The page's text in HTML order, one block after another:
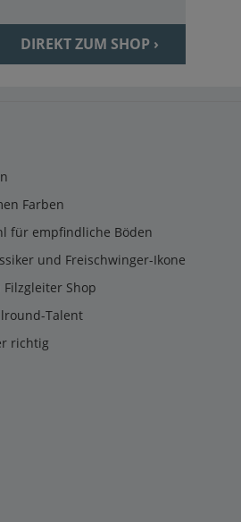
DIREKT ZUM SHOP ›
Farben
für empfindliche Böden
und Freischwinger-Ikone
Shop
Talent
richtig